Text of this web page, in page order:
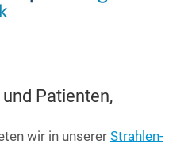
Patienten,
wir in unse­rer Strah­len­